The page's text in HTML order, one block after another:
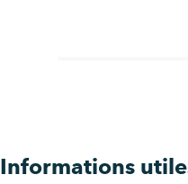
Informations